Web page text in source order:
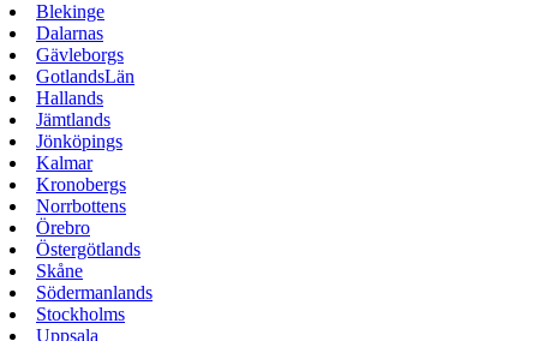
Blekinge
Dalarnas
Gävleborgs
GotlandsLän
Hallands
Jämtlands
Jönköpings
Kalmar
Kronobergs
Norrbottens
Örebro
Östergötlands
Skåne
Södermanlands
Stockholms
Uppsala